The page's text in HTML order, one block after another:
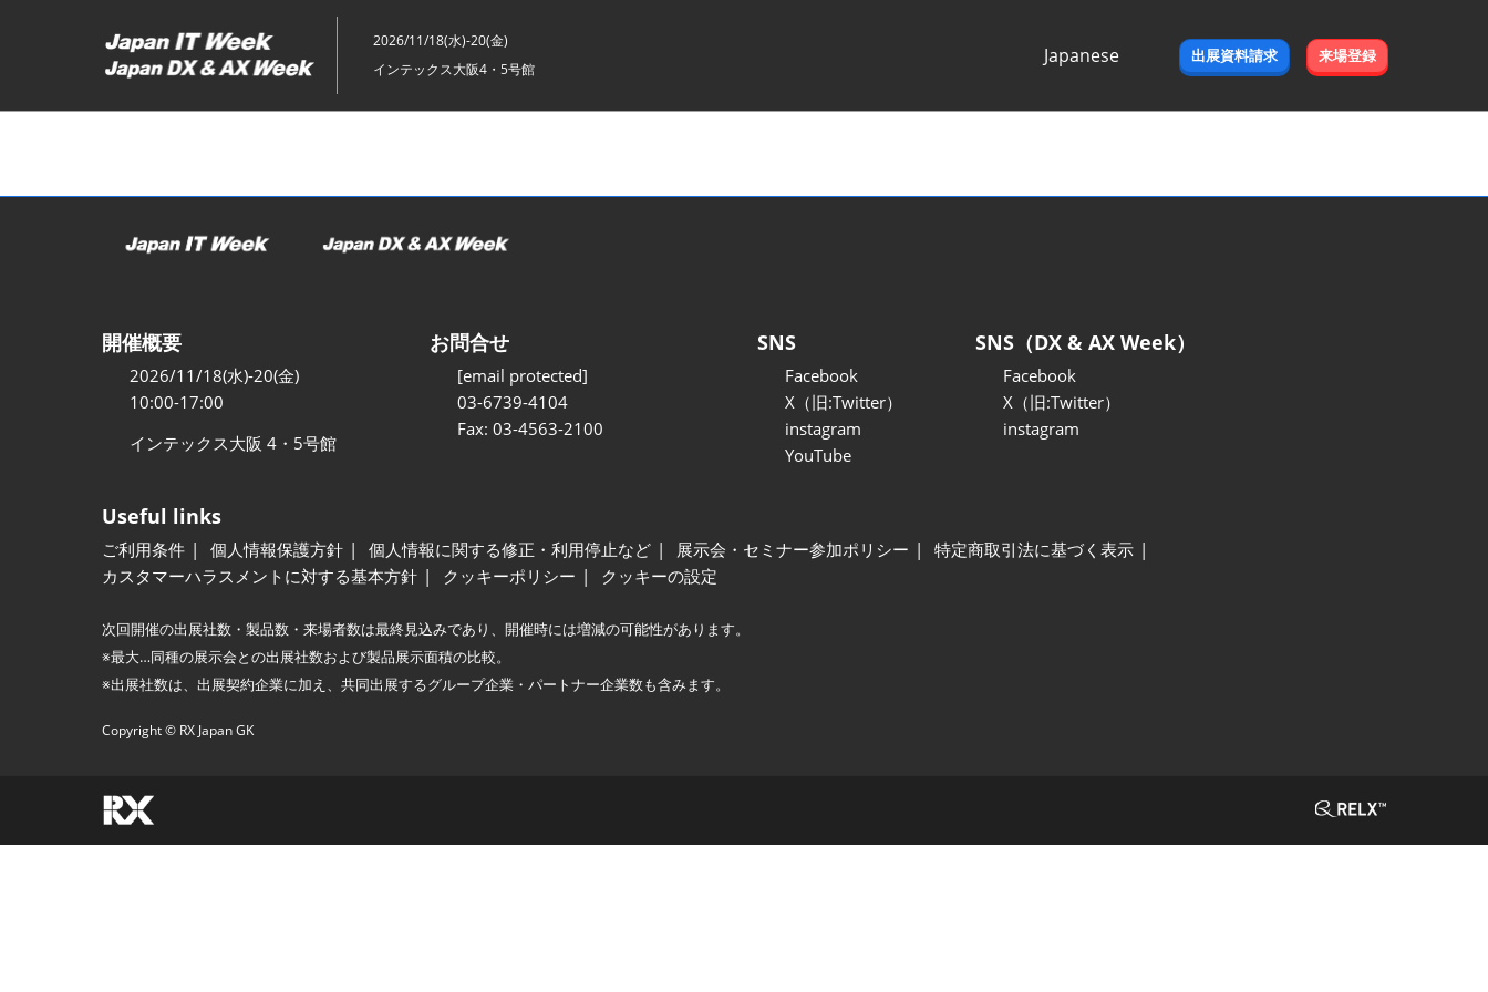
キ
ッ
2026/11/18(水)-20(金)
インテックス大阪4・5号館
Japanese
出展資料請求 来場登録
開催概要
2026/11/18(水)-20(金)
10:00-17:00
インテックス大阪 4・5号館
お問合せ
[email protected]
03-6739-4104
Fax: 03-4563-2100
SNS
Facebook
X（旧:Twitter）
instagram
YouTube
SNS（DX & AX Week）
Facebook
X（旧:Twitter）
instagram
Useful links
ご利用条件 個人情報保護方針 個人情報に関する修正・利用停止など 展示会・セミナー参加ポリシー
特定商取引法に基づく表示
カスタマーハラスメントに対する基本方針
クッキーポリシー クッキーの設定
次回開催の出展社数・製品数・来場者数は最終見込みであり、開催時には増減の可能性があります。
※最大…同種の展示会との出展社数および製品展示面積の比較。
※出展社数は、出展契約企業に加え、共同出展するグループ企業・パートナー企業数も含みます。
Copyright © RX Japan GK